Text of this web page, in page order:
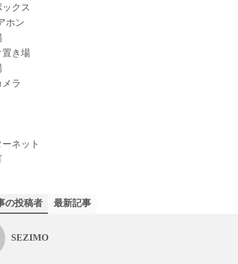
クス
ホン
置き場
メラ
ネット
の投稿者 最新記事
SEZIMO